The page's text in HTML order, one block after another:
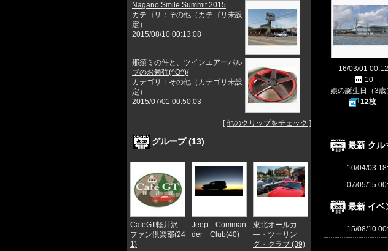
Nagano Smile Summit 2015
カテゴリ：その他（カテゴリ未設
定）
2015/08/10 00:13:08
那須ミの件と、ツインエアーバル
ブのお勉強(^O^)/
カテゴリ：その他（カテゴリ未設
定）
2015/07/01 00:50:03
[他のクリップをチェック ]
グループ (13)
CafeGT軽井沢
ファン倶楽部(24
1)
Jeep Comman
der Club(40)
東北オールカ
―・ツーリン
グ・クラブ (39)
16/03/01 00:12
10
娘の誕生日（3歳
12枚
最新 クル
10/04/03
07/05/15
最新 イベ
15/08/10